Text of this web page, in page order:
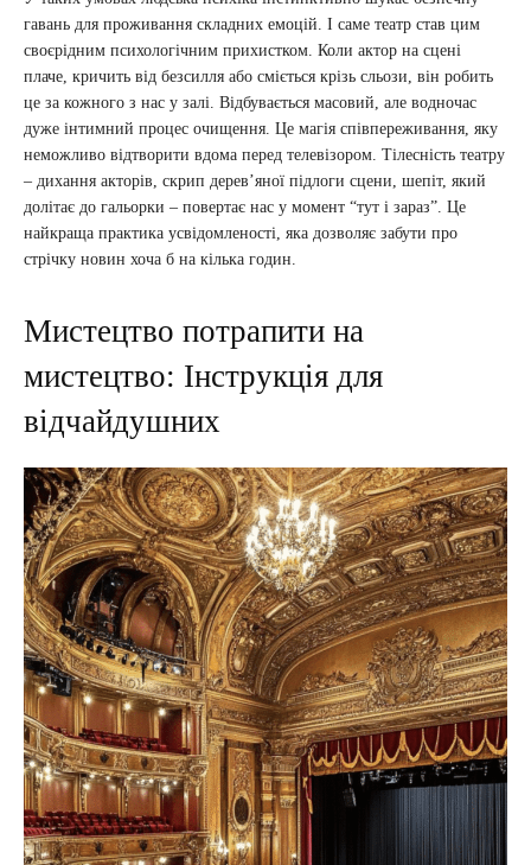
гавань для проживання складних емоцій. І саме театр став цим
своєрідним психологічним прихистком. Коли актор на сцені
плаче, кричить від безсилля або сміється крізь сльози, він робить
це за кожного з нас у залі. Відбувається масовий, але водночас
дуже інтимний процес очищення. Це магія співпереживання, яку
неможливо відтворити вдома перед телевізором. Тілесність театру
– дихання акторів, скрип дерев’яної підлоги сцени, шепіт, який
долітає до гальорки – повертає нас у момент “тут і зараз”. Це
найкраща практика усвідомленості, яка дозволяє забути про
стрічку новин хоча б на кілька годин.
Мистецтво потрапити на
мистецтво: Інструкція для
відчайдушних